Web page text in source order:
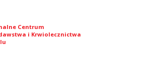
Centrum
i Krwiolecznictwa